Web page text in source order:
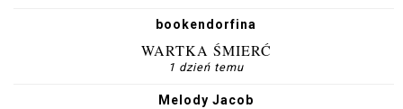
bookendorfina
WARTKA ŚMIERĆ
1 dzień temu
Melody Jacob